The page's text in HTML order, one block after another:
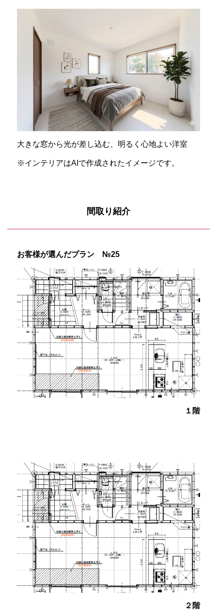
大きな窓から光が差し込む、明るく心地よい洋室
※インテリアはAIで作成されたイメージです。
間取り紹介
お客様が選んだプラン №25
１階
２階